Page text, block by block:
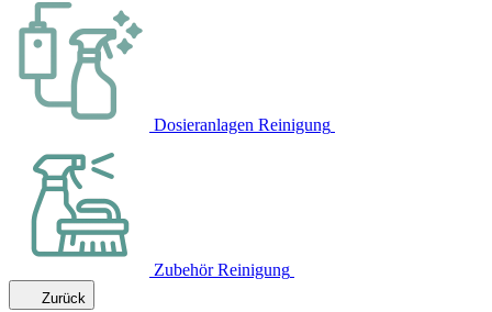
Dosieranlagen Reinigung
Zubehör Reinigung
Zurück